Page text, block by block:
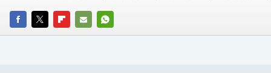
FACEBOOK
TWITTERFLIPBOARD
E-
WHATSAPP